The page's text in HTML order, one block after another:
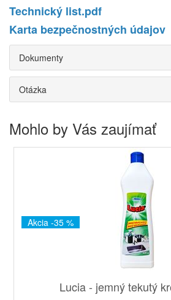
Technický list.pdf
Karta bezpečnostných údajov
Dokumenty
Otázka
Mohlo by Vás zaujímať
Akcia -35 %
Lucia - jemný tekutý